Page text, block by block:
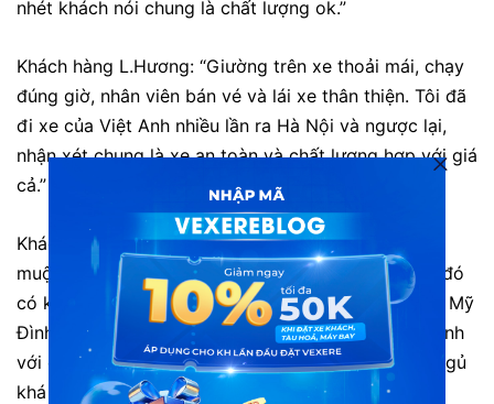
nhét khách nói chung là chất lượng ok.”
Khách hàng L.Hương: “Giường trên xe thoải mái, chạy
đúng giờ, nhân viên bán vé và lái xe thân thiện. Tôi đã
đi xe của Việt Anh nhiều lần ra Hà Nội và ngược lại,
nhận xét chung là xe an toàn và chất lượng hợp với giá
cả.”
Khách hàng T.Ly: “Tôi quyết định đi chơi Sapa khá
muộn, nên chuẩn bị chưa được chu đáo lắm, trong đó
có khoản chọn xe khách, khi đi rồi thì tôi mới ra bx Mỹ
Đình tìm xe, rất may chọn được đúng nhà xe Việt Anh
với chất lượng xe khá ổn, xe êm và trên đường đi ngủ
khá ngon, chất lượng phục vụ rất tốt!”